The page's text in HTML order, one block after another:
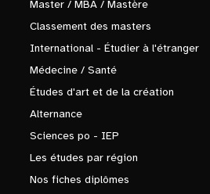
Master / MBA / Mastère
Classement des masters
International - Étudier à l'étranger
Médecine / Santé
Études d'art et de la création
Alternance
Sciences po - IEP
Les études par région
Nos fiches diplômes